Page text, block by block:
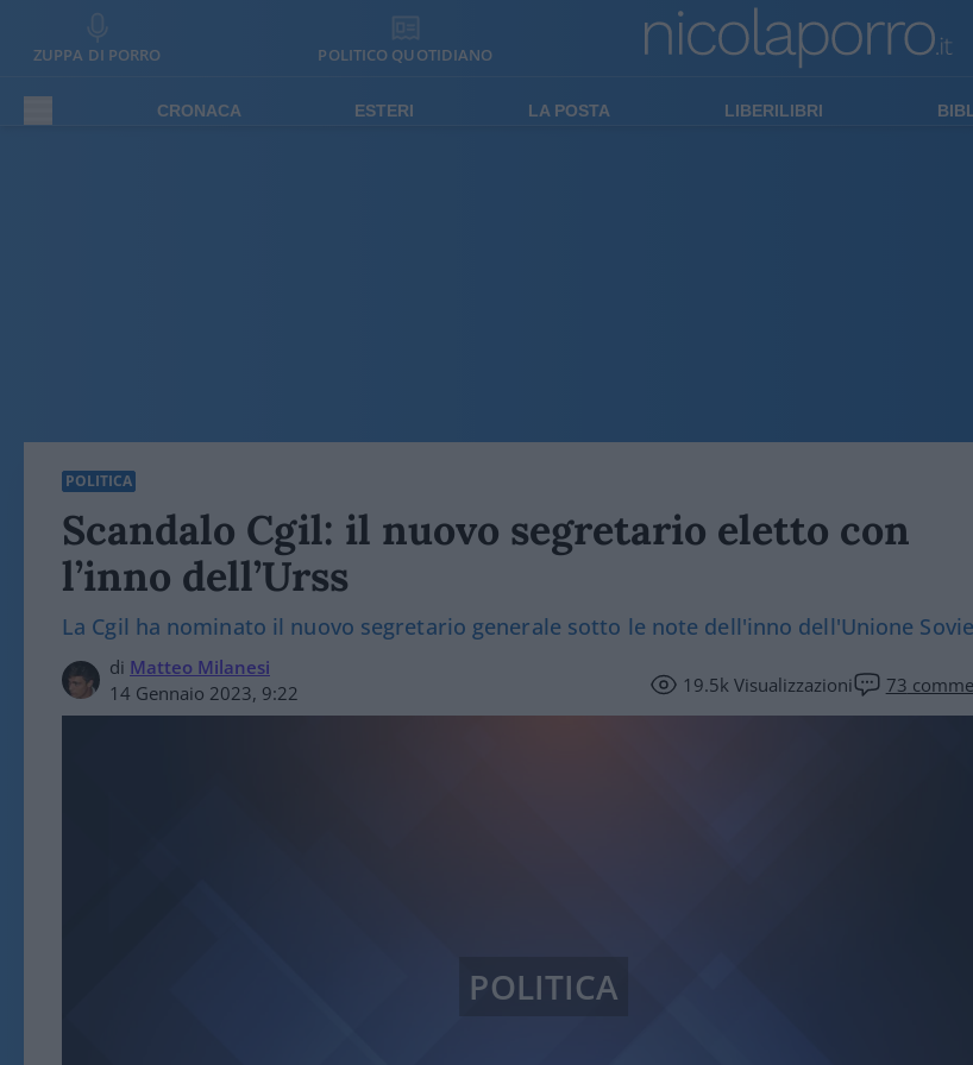
ZUPPA DI PORRO POLITICO QUOTIDIANO
CRONACA ESTERI LA POSTA LIBERILIBRI
POLITICA
Scandalo Cgil: il nuovo segretario eletto con
l’inno dell’Urss
La Cgil ha nominato il nuovo segretario generale sotto le note dell'inno dell'Unione
di Matteo Milanesi
14 Gennaio 2023, 9:22
19.5kVisualizzazioni 73
POLITICA